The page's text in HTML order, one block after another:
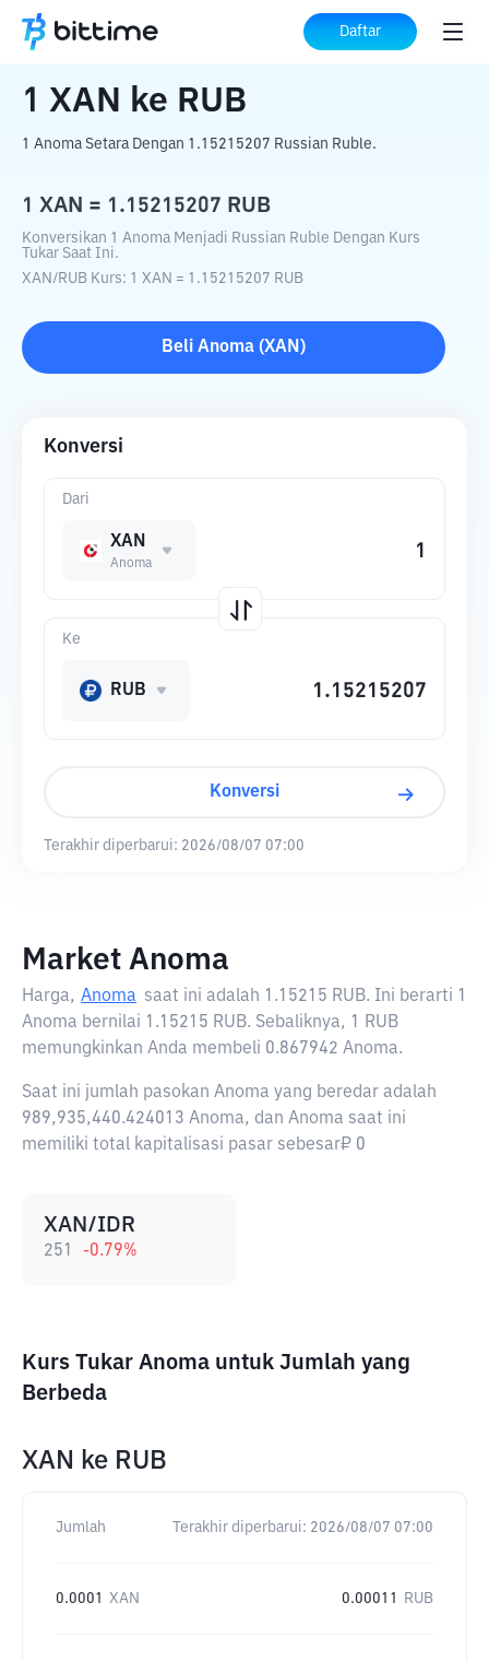
Daftar
Beranda Konverter Kripto ke RUB
1 XAN ke RUB
1 Anoma Setara Dengan 1.15215207 Russian Ruble.
1 XAN = 1.15215207 RUB
Konversikan 1 Anoma Menjadi Russian Ruble Dengan Kurs
Tukar Saat Ini.
XAN/RUB Kurs: 1 XAN = 1.15215207 RUB
Beli Anoma (XAN )
Konversi
Dari
XAN
Anoma
Ke
RUB
Konversi
Terakhir diperbarui: 2026/08/07 07:00
Market Anoma
Harga, Anoma saat ini adalah 1.15215 RUB. Ini berarti 1
Anoma bernilai 1.15215 RUB. Sebaliknya, 1 RUB
memungkinkan Anda membeli 0.867942 Anoma.
Saat ini jumlah pasokan Anoma yang beredar adalah
989,935,440.424013 Anoma, dan Anoma saat ini
memiliki total kapitalisasi pasar sebesar₽ 0
XAN/IDR
251 -0.79%
Kurs Tukar Anoma untuk Jumlah yang
Berbeda
XAN ke RUB
Jumlah Terakhir diperbarui: 2026/08/07 07:00
0.0001 XAN 0.00011 RUB